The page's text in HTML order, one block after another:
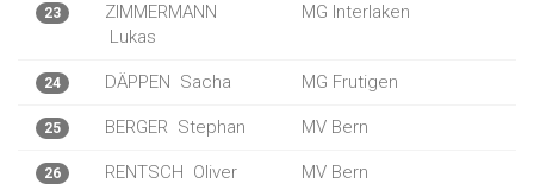
23
ZIMMERMANN
Lukas
MG Interlaken
24 DÄPPEN Sacha MG Frutigen
25 BERGER Stephan MV Bern
26 RENTSCH Oliver MV Bern